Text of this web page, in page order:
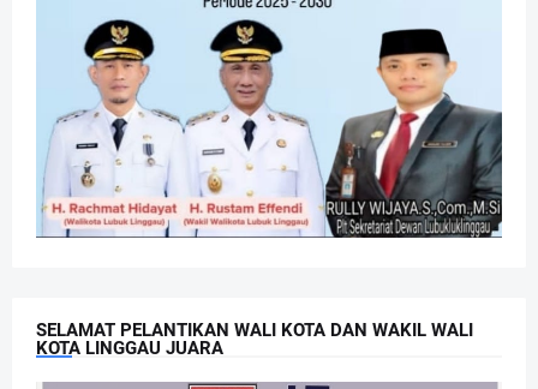
SELAMAT PELANTIKAN WALI KOTA DAN WAKIL WALI
KOTA LINGGAU JUARA